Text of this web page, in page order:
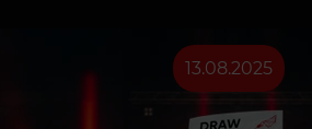
13.08.2025